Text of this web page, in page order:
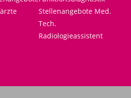
Stellenangebote Med.
Tech.
Radiologieassistent